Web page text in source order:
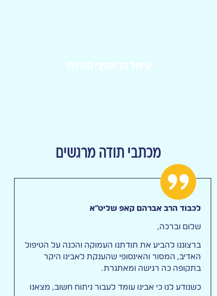
טיפול פליאטיבי קהילתי
מכתבי תודה מרגשים
לכבוד הרב אברהם קאפ שליט"א
שלום וברכה,
ברצוננו להביע את תודתנו העמוקה והכנה על הטיפול
האדיב, המסור והאינסופי שהענקת לאבינו היקר
בתקופה כה רגישה ומאתגרת.
כשנודע לנו כי אבינו עומד לעבור ניתוח חשוב, מצאנו